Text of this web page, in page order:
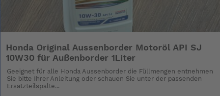
Honda Original Aussenborder Motoröl API SJ
10W30 für Außenborder 1Liter
Geeignet für alle Honda Aussenborder die Füllmengen entnehmen
Sie bitte Ihrer Anleitung oder schauen Sie unter der passenden
Ersatzteilspalte...